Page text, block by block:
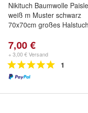
Nikituch Baumwolle
weiß m Muster schwarz
70x70cm großes
7,00 €
+ 3,00 € Versand
1